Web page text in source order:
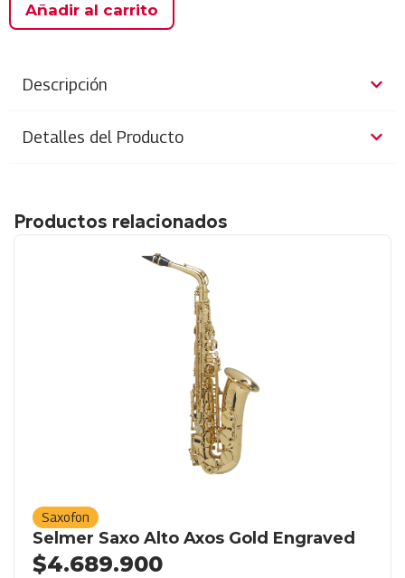
Añadir al carrito
Descripción
Detalles del Producto
Productos relacionados
Saxofon
Selmer Saxo Alto Axos Gold Engraved
$4.689.900